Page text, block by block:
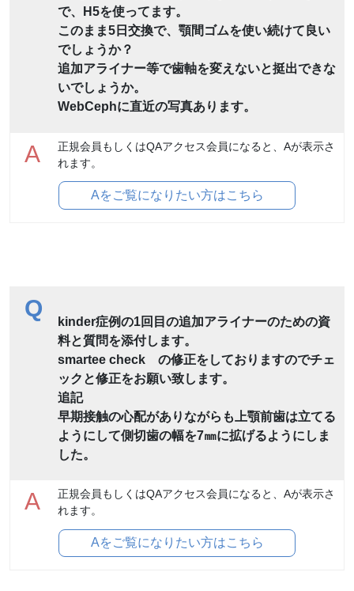
で、H5を使ってます。
このまま5日交換で、顎間ゴムを使い続けて良い
でしょうか？
追加アライナー等で歯軸を変えないと挺出できな
いでしょうか。
WebCephに直近の写真あります。
A
正規会員もしくはQAアクセス会員になると、Aが表示さ
れます。
Aをご覧になりたい方はこちら
Q
kinder症例の1回目の追加アライナーのための資
料と質問を添付します。
smartee check の修正をしておりますのでチェ
ックと修正をお願い致します。
追記
早期接触の心配がありながらも上顎前歯は立てる
ようにして側切歯の幅を7㎜に拡げるようにしま
した。
A
正規会員もしくはQAアクセス会員になると、Aが表示さ
れます。
Aをご覧になりたい方はこちら